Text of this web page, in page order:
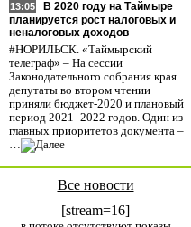
13:05
В 2020 году на Таймыре
планируется рост налоговых и
неналоговых доходов
#НОРИЛЬСК. «Таймырский
телеграф» – На сессии
Законодательного собрания края
депутаты во втором чтении
приняли бюджет-2020 и плановый
период 2021–2022 годов. Один из
главных приоритетов документа –
…
Все новости
[stream=16]